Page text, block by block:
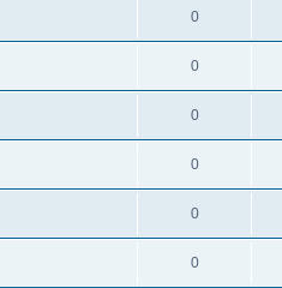
0
0
0
0
0
0